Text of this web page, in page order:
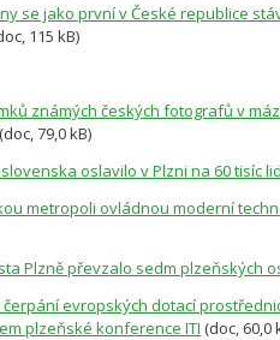
se jako první v České republice
115 kB)
známých českých fotografů v
(doc, 79,0 kB)
oslavilo v Plzni na 60 tisíc
metropoli ovládnou moderní
Plzně převzalo sedm plzeňských
čerpání evropských dotací
plzeňské konference ITI (doc, 60,0